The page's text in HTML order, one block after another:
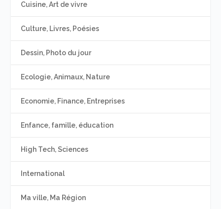
Cuisine, Art de vivre
Culture, Livres, Poésies
Dessin, Photo du jour
Ecologie, Animaux, Nature
Economie, Finance, Entreprises
Enfance, famille, éducation
High Tech, Sciences
International
Ma ville, Ma Région